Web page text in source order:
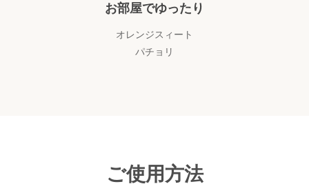
お部屋でゆったり
オレンジスィート
パチョリ
ご使用方法